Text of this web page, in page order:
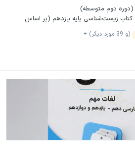
دوم متوسطه)
زیست‌شناسی پایه یازدهم (بر اساس...
(و 39 مورد دیگر)